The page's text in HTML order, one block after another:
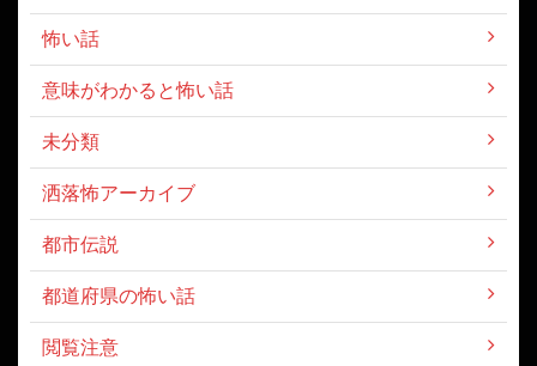
怖い話
意味がわかると怖い話
未分類
洒落怖アーカイブ
都市伝説
都道府県の怖い話
閲覧注意